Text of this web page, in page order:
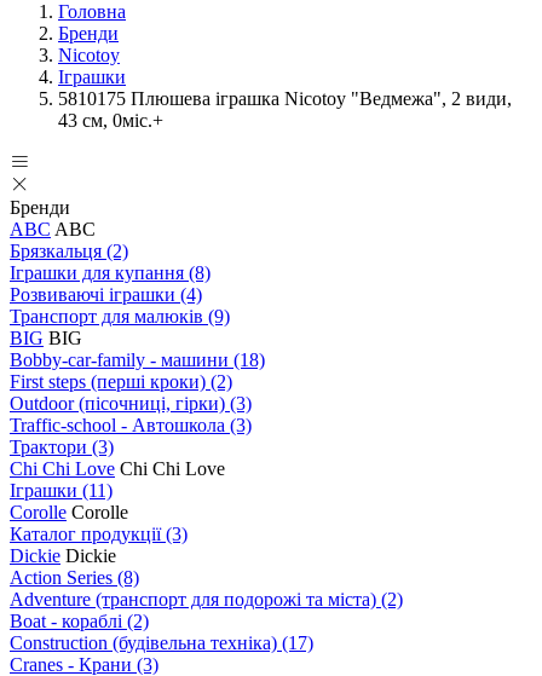
Головна
Бренди
Nicotoy
Іграшки
5810175 Плюшева іграшка Nicotoy "Ведмежа", 2 види,
43 см, 0міс.+
Бренди
ABC ABC
Брязкальця (2)
Іграшки для купання (8)
Розвиваючі іграшки (4)
Транспорт для малюків (9)
BIG BIG
Bobby-car-family - машини (18)
First steps (перші кроки) (2)
Outdoor (пісочниці, гірки) (3)
Traffic-school - Автошкола (3)
Трактори (3)
Chi Chi Love Chi Chi Love
Іграшки (11)
Corolle Corolle
Каталог продукції(3)
Dickie Dickie
Action Series (8)
Adventure (транспорт для подорожі та міста) (2)
Boat - кораблі (2)
Construction (будівельна техніка) (17)
Cranes - Крани (3)